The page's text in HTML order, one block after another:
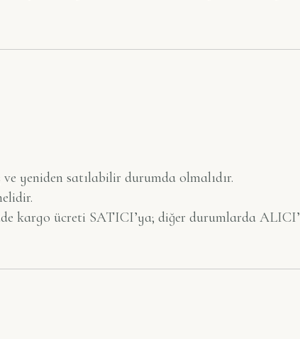
yeniden satılabilir durumda olmalıdır.
kargo ücreti SATICI’ya; diğer durumlarda